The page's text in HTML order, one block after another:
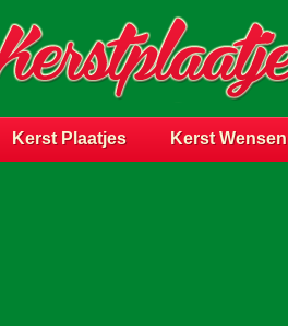
Kerst Plaatjes Kerst Wensen